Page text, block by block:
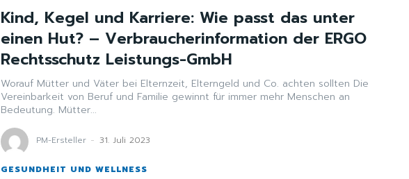
Kind, Kegel und Karriere: Wie passt das unter
einen Hut? – Verbraucherinformation der ERGO
Rechtsschutz Leistungs-GmbH
Worauf Mütter und Väter bei Elternzeit, Elterngeld und Co. achten sollten Die
Vereinbarkeit von Beruf und Familie gewinnt für immer mehr Menschen an
Bedeutung. Mütter...
PM-Ersteller - 31. Juli 2023
GESUNDHEIT UND WELLNESS